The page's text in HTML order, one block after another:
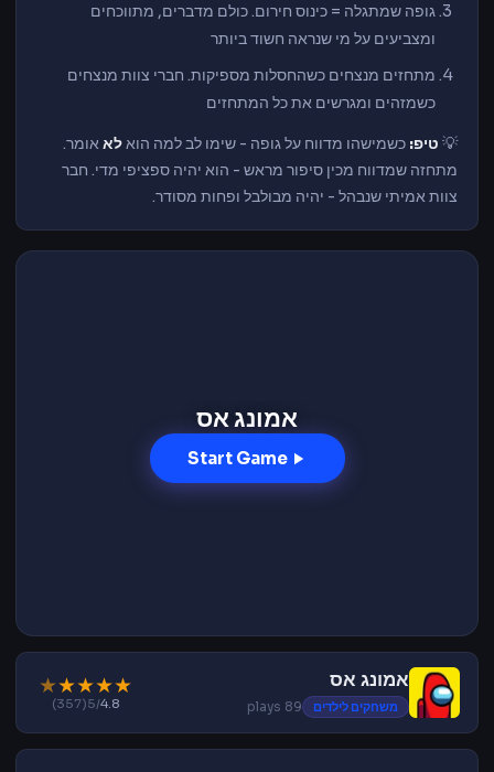
גופה שמתגלה = כינוס חירום. כולם מדברים, מתווכחים
ומצביעים על מי שנראה חשוד ביותר
מתחזים מנצחים כשהחסלות מספיקות. חברי צוות מנצחים
כשמזהים ומגרשים את כל המתחזים
💡 טיפ: כשמישהו מדווח על גופה - שימו לב למה הואלאאומר.
מתחזה שמדווח מכין סיפור מראש - הוא יהיה ספציפי מדי. חבר
צוות אמיתי שנבהל - יהיה מבולבל ופחות מסודר.
אמונג אס
Start Game
אמונג אס
משחקים לילדים 89 plays
★
★
★
★
★
4.8
/5
(357)